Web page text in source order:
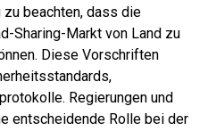
beachten, dass die
Sharing-Markt von Land zu
Diese Vorschriften
Regierungen und
entscheidende Rolle bei der